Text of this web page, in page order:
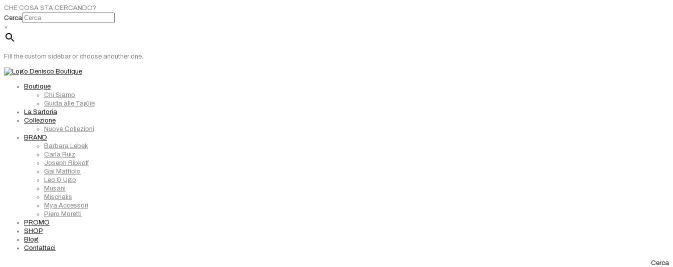
CHE COSA STA CERCANDO?
Cerca
×
Fill the custom sidebar or choose anouther one.
Boutique
Chi Siamo
Guida alle Taglie
La Sartoria
Collezione
Nuove Collezioni
BRAND
Barbara Lebek
Carla Ruiz
Joseph Ribkoff
Gai Mattiolo
Leo & Ugo
Musani
Mischalis
Mya Accessori
Piero Moretti
PROMO
SHOP
Blog
Contattaci
Cerca